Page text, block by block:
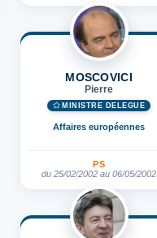
MOSCOVICI
Pierre
MINISTRE DÉLÉGUÉ
Affaires européennes
PS
du 25/02/2002 au 06/05/2002